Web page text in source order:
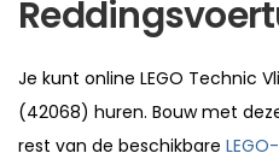
Je kunt online LEGO Technic
(42068) huren. Bouw met
rest van de beschikbare